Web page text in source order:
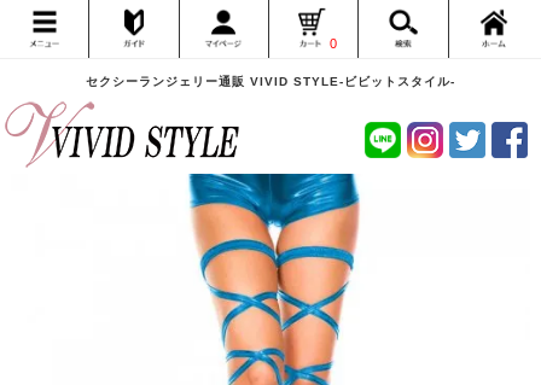
セクシーランジェリー通販 VIVID STYLE-ビビットスタイル-
0